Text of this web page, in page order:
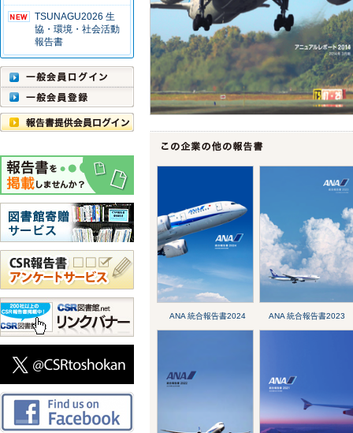
TSUNAGU2026 生
協・環境・社会活動
報告書
ANA 統合報告書2024 ANA 統合報告書2023